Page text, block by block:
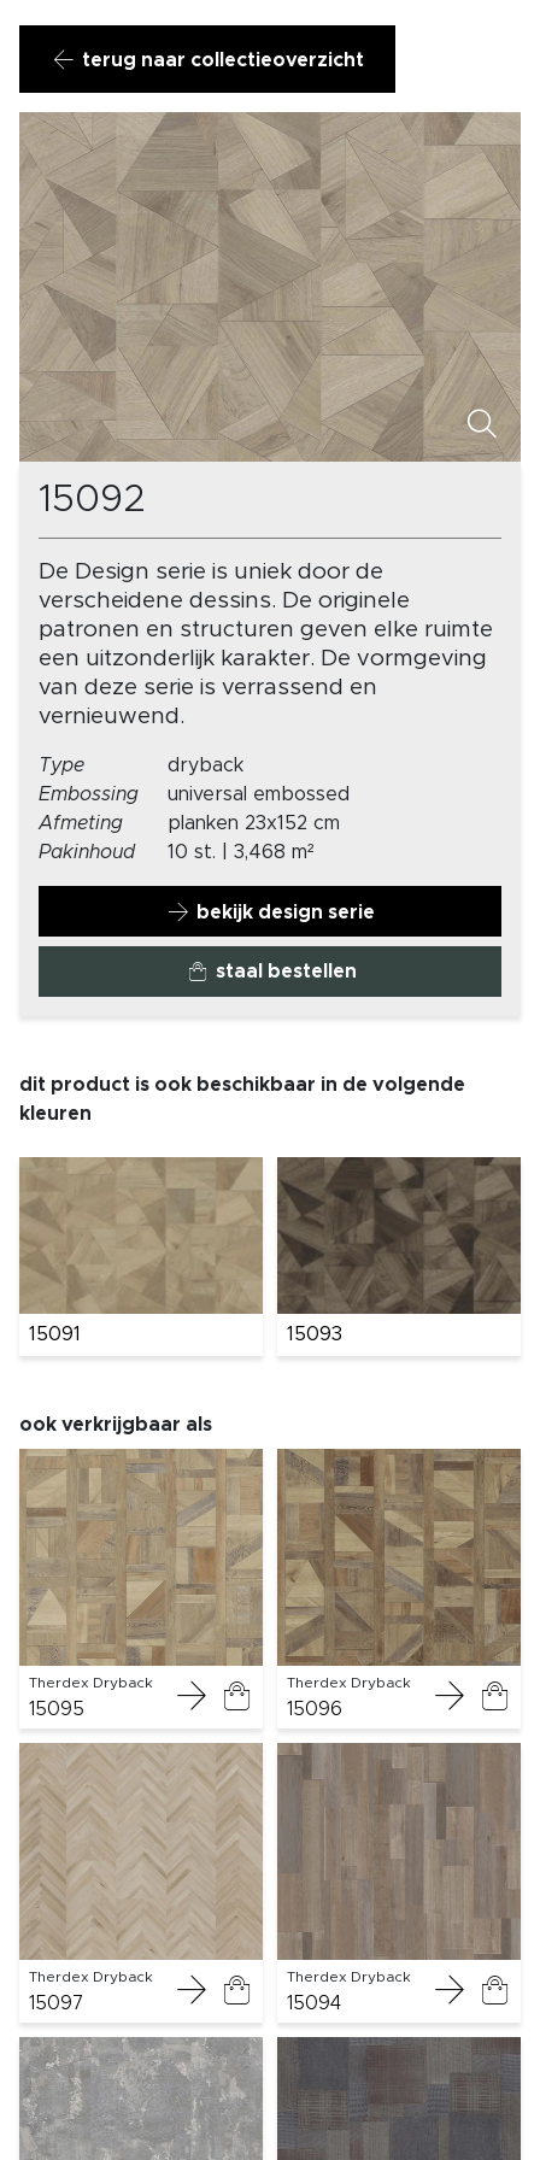
terug naar collectieoverzicht
15092
De Design serie is uniek door de
verscheidene dessins. De originele
patronen en structuren geven elke ruimte
een uitzonderlijk karakter. De vormgeving
van deze serie is verrassend en
vernieuwend.
Type
dryback
Embossing
universal embossed
Afmeting
planken 23x152 cm
Pakinhoud
10 st. | 3,468 m²
bekijk design serie
staal bestellen
dit product is ook beschikbaar in de volgende
kleuren
15091 15093
ook verkrijgbaar als
Therdex Dryback
15095
Therdex Dryback
15096
Therdex Dryback
15097
Therdex Dryback
15094